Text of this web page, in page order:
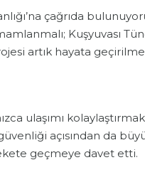
çağrıda
Kuşyuvası
artık hayata
ulaşımı
açısından da
geçmeye davet etti.
Politika